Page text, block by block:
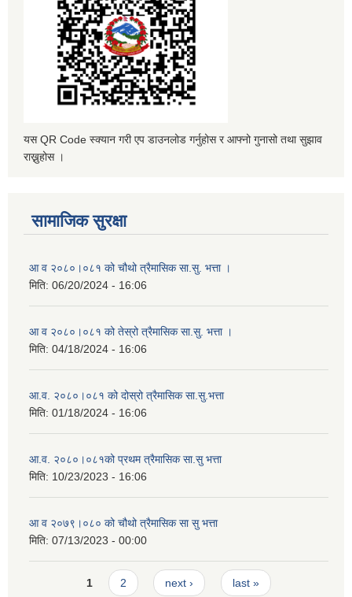
यस QR Code स्क्यान गरी एप डाउनलोड गर्नुहोस र आफ्नो गुनासो तथा सुझाव
राख्नुहोस ।
सामाजिक सुरक्षा
आ व २०८०।०८१ को चौथो त्रैमासिक सा.सु. भत्ता ।
मिति: 06/20/2024 - 16:06
आ व २०८०।०८१ को तेस्रो त्रैमासिक सा.सु. भत्ता ।
मिति: 04/18/2024 - 16:06
आ.व. २०८०।०८१ को दोस्रो त्रैमासिक सा.सु.भत्ता
मिति: 01/18/2024 - 16:06
आ.व. २०८०।०८१को प्रथम त्रैमासिक सा.सु भत्ता
मिति: 10/23/2023 - 16:06
आ व २०७९।०८० को चौथो त्रैमासिक सा सु भत्ता
मिति: 07/13/2023 - 00:00
Pages1 2 next › last »